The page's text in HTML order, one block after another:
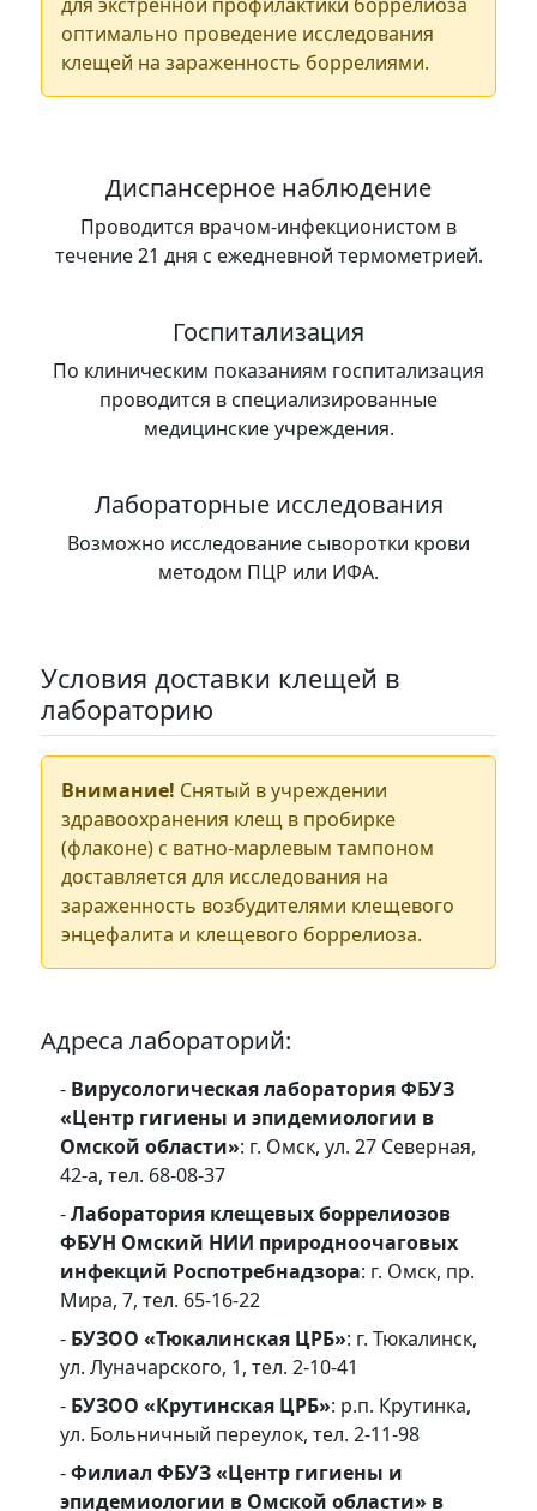
оптимально проведение исследования
клещей на зараженность боррелиями.
Диспансерное наблюдение
Проводится врачом-инфекционистом в
течение 21 дня с ежедневной термометрией.
Госпитализация
По клиническим показаниям госпитализация
проводится в специализированные
медицинские учреждения.
Лабораторные исследования
Возможно исследование сыворотки крови
методом ПЦР или ИФА.
Условия доставки клещей в
лабораторию
Внимание! Снятый в учреждении
здравоохранения клещ в пробирке
(флаконе) с ватно-марлевым тампоном
доставляется для исследования на
зараженность возбудителями клещевого
энцефалита и клещевого боррелиоза.
Адреса лабораторий:
- Вирусологическая лаборатория ФБУЗ
«Центр гигиены и эпидемиологии в
Омской области»: г. Омск, ул. 27 Северная,
42-а, тел. 68-08-37
-Лаборатория клещевых боррелиозов
ФБУН Омский НИИ природноочаговых
инфекций Роспотребнадзора: г. Омск, пр.
Мира, 7, тел. 65-16-22
- БУЗОО «Тюкалинская ЦРБ»: г. Тюкалинск,
ул. Луначарского, 1, тел. 2-10-41
- БУЗОО «Крутинская ЦРБ»: р.п. Крутинка,
ул. Больничный переулок, тел. 2-11-98
-Филиал ФБУЗ «Центр гигиены и
эпидемиологии в Омской области» в